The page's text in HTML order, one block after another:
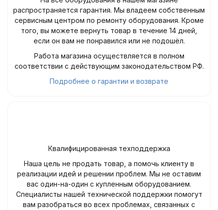
распространяется гарантия. Мы владеем собственным
сервисным центром по ремонту оборудования. Кроме
того, вы можете вернуть товар в течение 14 дней,
если он вам не понравился или не подошёл.
Работа магазина осуществляется в полном
соответствии с действующим законодательством РФ.
Подробнее о гарантии и возврате
Квалифицированная техподдержка
Наша цель не продать товар, а помочь клиенту в
реализации идей и решении проблем. Мы не оставим
вас один-на-один с купленным оборудованием.
Специалисты нашей технической поддержки помогут
вам разобраться во всех проблемах, связанных с